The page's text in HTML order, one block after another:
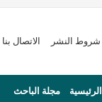
شروط النشر الاتصال بنا
الرئيسية مجلة الباحث